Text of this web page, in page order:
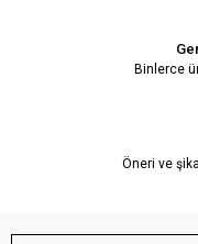
Binlerce
Öneri ve